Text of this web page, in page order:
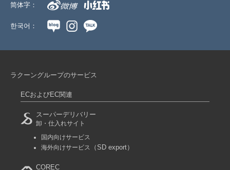
简体字：
한국어：
ラクーングループのサービス
ECおよびEC関連
スーパーデリバリー
卸・仕入れサイト
国内向けサービス
海外向けサービス
（SD export）
COREC